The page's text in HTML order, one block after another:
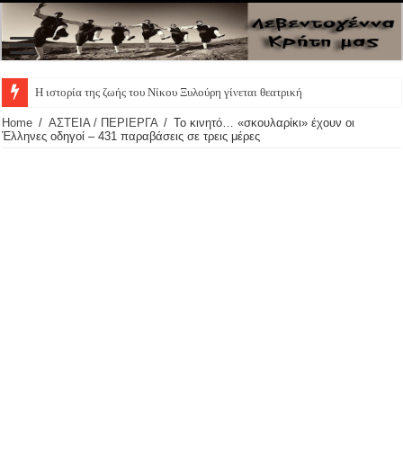
Η ιστορία της ζωής του Νίκου Ξυλούρη γίνεται θεατρική παράστα
Home / ΑΣΤΕΙΑ / ΠΕΡΙΕΡΓΑ / Το κινητό… «σκουλαρίκι» έχουν οι
Έλληνες οδηγοί – 431 παραβάσεις σε τρεις μέρες